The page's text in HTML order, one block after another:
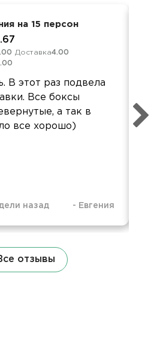
на 15 персон
Доставка4.00
В этот раз подвела
Все боксы
а так в
все хорошо)
назад - Евгения
отзывы